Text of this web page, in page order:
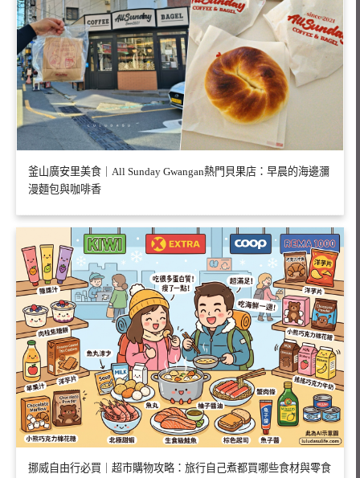
釜山廣安里美食｜All Sunday Gwangan熱門貝果店：早晨的海邊瀰
漫麵包與咖啡香
挪威自由行必買｜超市購物攻略：旅行自己煮都買哪些食材與零食